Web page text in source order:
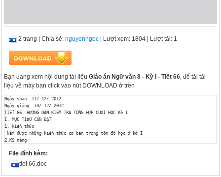
2 trang |Chia sẻ:nguyenngoc | Lượt xem: 1804 | Lượt tải: 1
Bạn đang xem nội dung tài liệuGiáo án Ngữ văn 8 - Kỳ I - Tiết 66, để tải tài
liệu về máy bạn click vào nút DOWNLOAD ở trên
Ngày soạn: 11/ 12/ 2012
Ngày giảng: 13/ 12/ 2012
TIẾT 66: HƯỚNG DẪN KIỂM TRA TỔNG HỢP CUỐI HỌC Kè I
I. MỤC TIấU CẦN ĐẠT
1. Kiến thức
Nắm được những kiến thức cơ bản trọng tõm đó học ở kỡ I
2.Kĩ năng
- Cú kĩ năng phõn tớch, đặt cõu và xõy dựng đoạn văn trong phần tự luận
3.Thỏi độ
Cú ý thức vận dụng kiến thức đó học để làm tốt bài kiểm tra học kỡ
File đính kèm:
tiet 66.doc